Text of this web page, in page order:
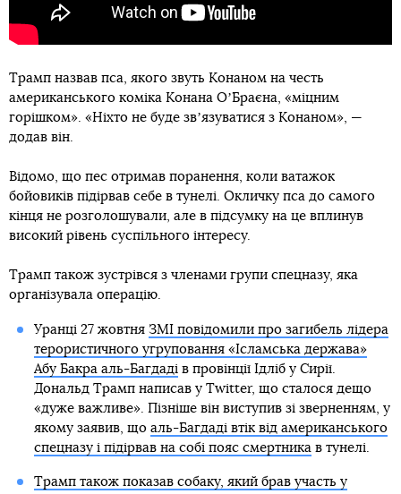
Трамп назвав пса, якого звуть Конаном на честь
американського коміка Конана ОʼБраєна, «міцним
горішком». «Ніхто не буде звʼязуватися з Конаном», —
додав він.
Відомо, що пес отримав поранення, коли ватажок
бойовиків підірвав себе в тунелі. Окличку пса до самого
кінця не розголошували, але в підсумку на це вплинув
високий рівень суспільного інтересу.
Трамп також зустрівся з членами групи спецназу, яка
організувала операцію.
Уранці 27 жовтня ЗМІ повідомили про загибель лідера
терористичного угруповання «Ісламська держава»
Абу Бакра аль-Багдадів провінції Ідліб у Сирії.
Дональд Трамп написав у Twitter, що сталося дещо
«дуже важливе». Пізніше він виступив зі зверненням, у
якому заявив, що аль-Багдаді втік від американського
спецназу і підірвав на собі пояс смертникав тунелі.
Трамп також показав собаку, який брав участь у